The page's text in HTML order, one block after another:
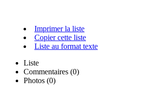
Imprimer la liste
Copier cette liste
Liste au format texte
Liste
Commentaires (0)
Photos (0)